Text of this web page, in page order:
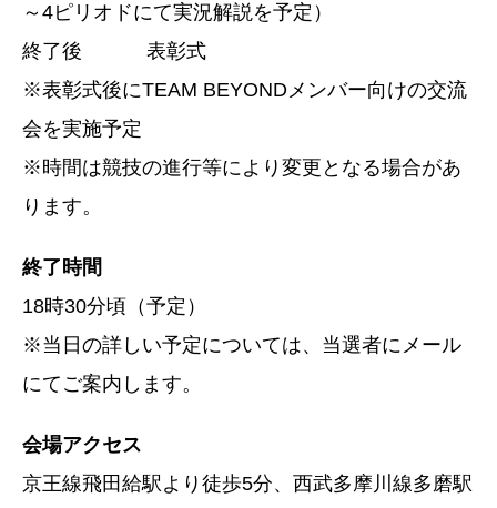
～4ピリオドにて実況解説を予定）
終了後 表彰式
※表彰式後にTEAM BEYONDメンバー向けの交流
会を実施予定
※時間は競技の進行等により変更となる場合があ
ります。
終了時間
18時30分頃（予定）
※当日の詳しい予定については、当選者にメール
にてご案内します。
会場アクセス
京王線飛田給駅より徒歩5分、西武多摩川線多磨駅